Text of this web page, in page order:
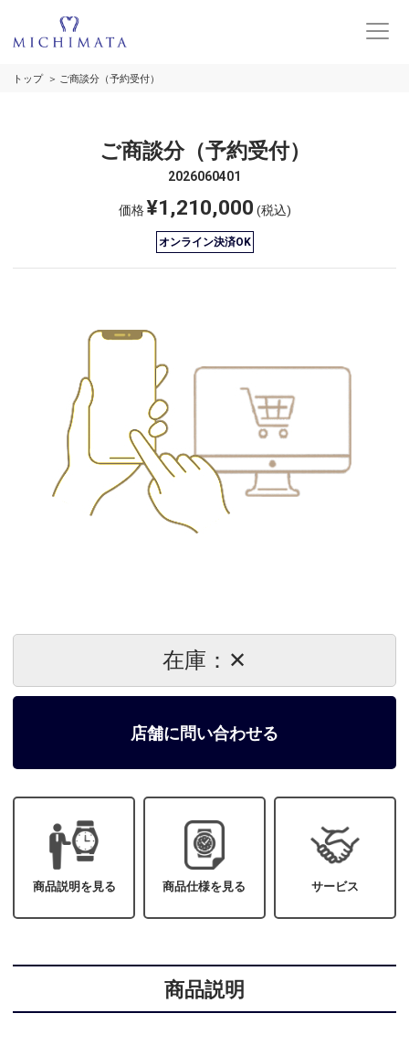
トップ ご商談分（予約受付）
ご商談分（予約受付）
2026060401
価格¥1,210,000 (税込)
オンライン決済OK
在庫：✕
店舗に問い合わせる
商品説明を見る 商品仕様を見る サービス
商品説明